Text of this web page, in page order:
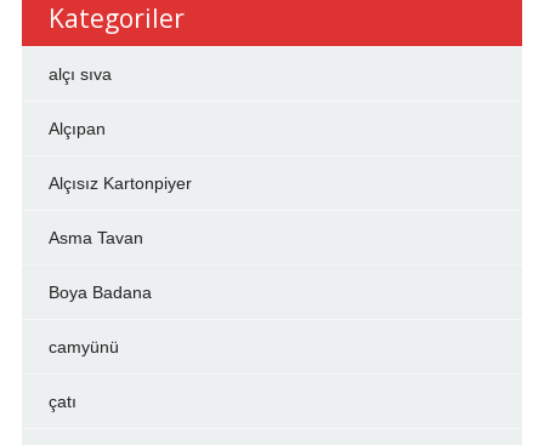
Kategoriler
alçı sıva
Alçıpan
Alçısız Kartonpiyer
Asma Tavan
Boya Badana
camyünü
çatı